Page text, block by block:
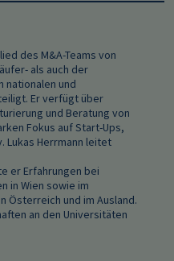
des M&A-Teams von
als auch der
nationalen und
Er verfügt über
und Beratung von
Fokus auf Start-Ups,
Lukas Herrmann leitet
er Erfahrungen bei
in Wien sowie im
Österreich und im Ausland.
an den Universitäten